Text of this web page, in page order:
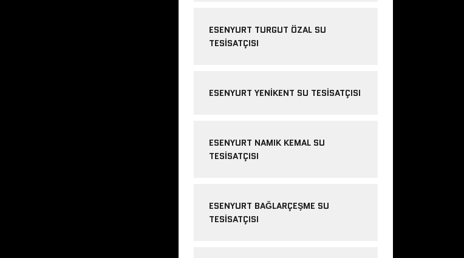
ESENYURT TURGUT ÖZAL SU
TESISATÇISI
ESENYURT YENIKENT SU TESISATÇISI
ESENYURT NAMIK KEMAL SU
TESISATÇISI
ESENYURT BAĞLARÇEŞME SU
TESISATÇISI